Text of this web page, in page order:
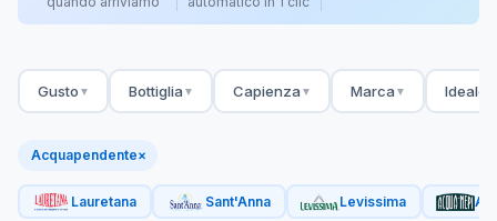
Gusto ▼ Bottiglia ▼ Capienza ▼ Marca ▼ Ideale
Acquapendente×
Lauretana Sant'Anna Levissima